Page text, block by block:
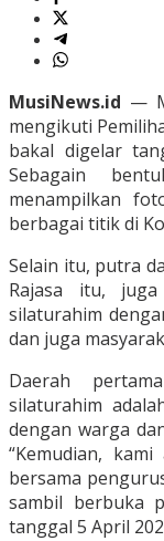
MusiNews.id —
mengikuti
bakal digelar
Sebagain
menampilkan
berbagai titik di
Selain itu, putra
Rajasa itu,
silaturahim
dan juga
Daerah
silaturahim
dengan warga
“Kemudian,
bersama
sambil berbuka
tanggal 5 April